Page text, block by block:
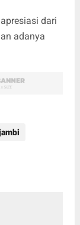
dari
adanya